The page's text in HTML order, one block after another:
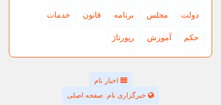
دولت مجلس برنامه قانون خدمات
حكم آموزش رپورتاژ
اخبار نام
خبرگزاری نام: صفحه اصلی